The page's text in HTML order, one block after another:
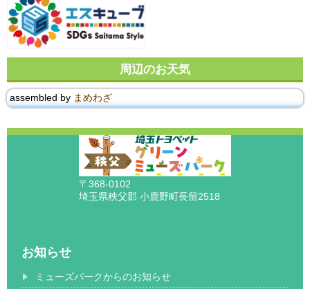
周辺のお天気
assembled by まめわざ
〒368-0102
埼玉県秩父郡 小鹿野町長留2518
お知らせ
ミューズパークからのお知らせ